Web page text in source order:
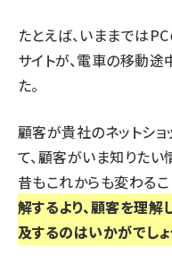
たとえば、いままでは
サイトが、電車の移動途
た。
顧客が貴社のネットシ
て、顧客がいま知りたい
昔もこれからも変わるこ
解するより、顧客を理
及するのはいかがでし